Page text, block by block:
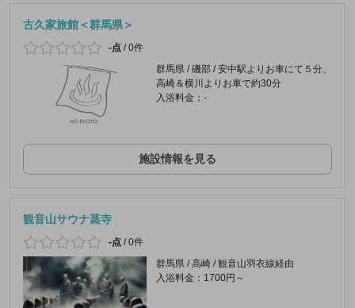
古久家旅館＜群馬県＞
-点 /0件
群馬県 / 磯部 / 安中駅よりお車にて５分、
高崎＆横川よりお車で約30分
入浴料金：-
施設情報を見る
観音山サウナ蒸寺
-点 /0件
群馬県 / 高崎 / 観音山羽衣線経由
入浴料金：1700円～